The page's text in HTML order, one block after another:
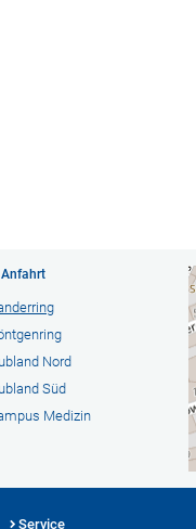
Anfahrt
Nord
Süd
Medizin
Service